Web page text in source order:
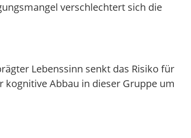
verschlechtert sich die
Lebenssinn senkt das Risiko für
kognitive Abbau in dieser Gruppe um